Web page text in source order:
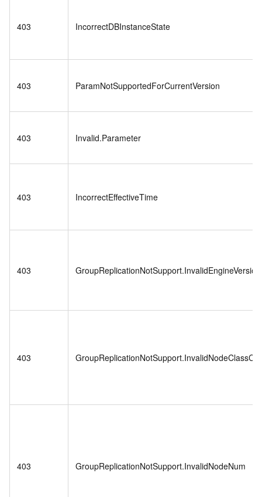
403 IncorrectDBInstanceState
403 ParamNotSupportedForCurrentVersion
403 Invalid.Parameter
403 IncorrectEffectiveTime
403 GroupReplicationNotSupport.InvalidEngineVersion
403
403 GroupReplicationNotSupport.InvalidNodeNum